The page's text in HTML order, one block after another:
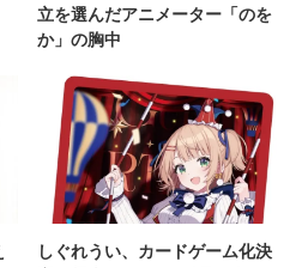
立を選んだアニメーター「のを
か」の胸中
しぐれうい、カードゲーム化決